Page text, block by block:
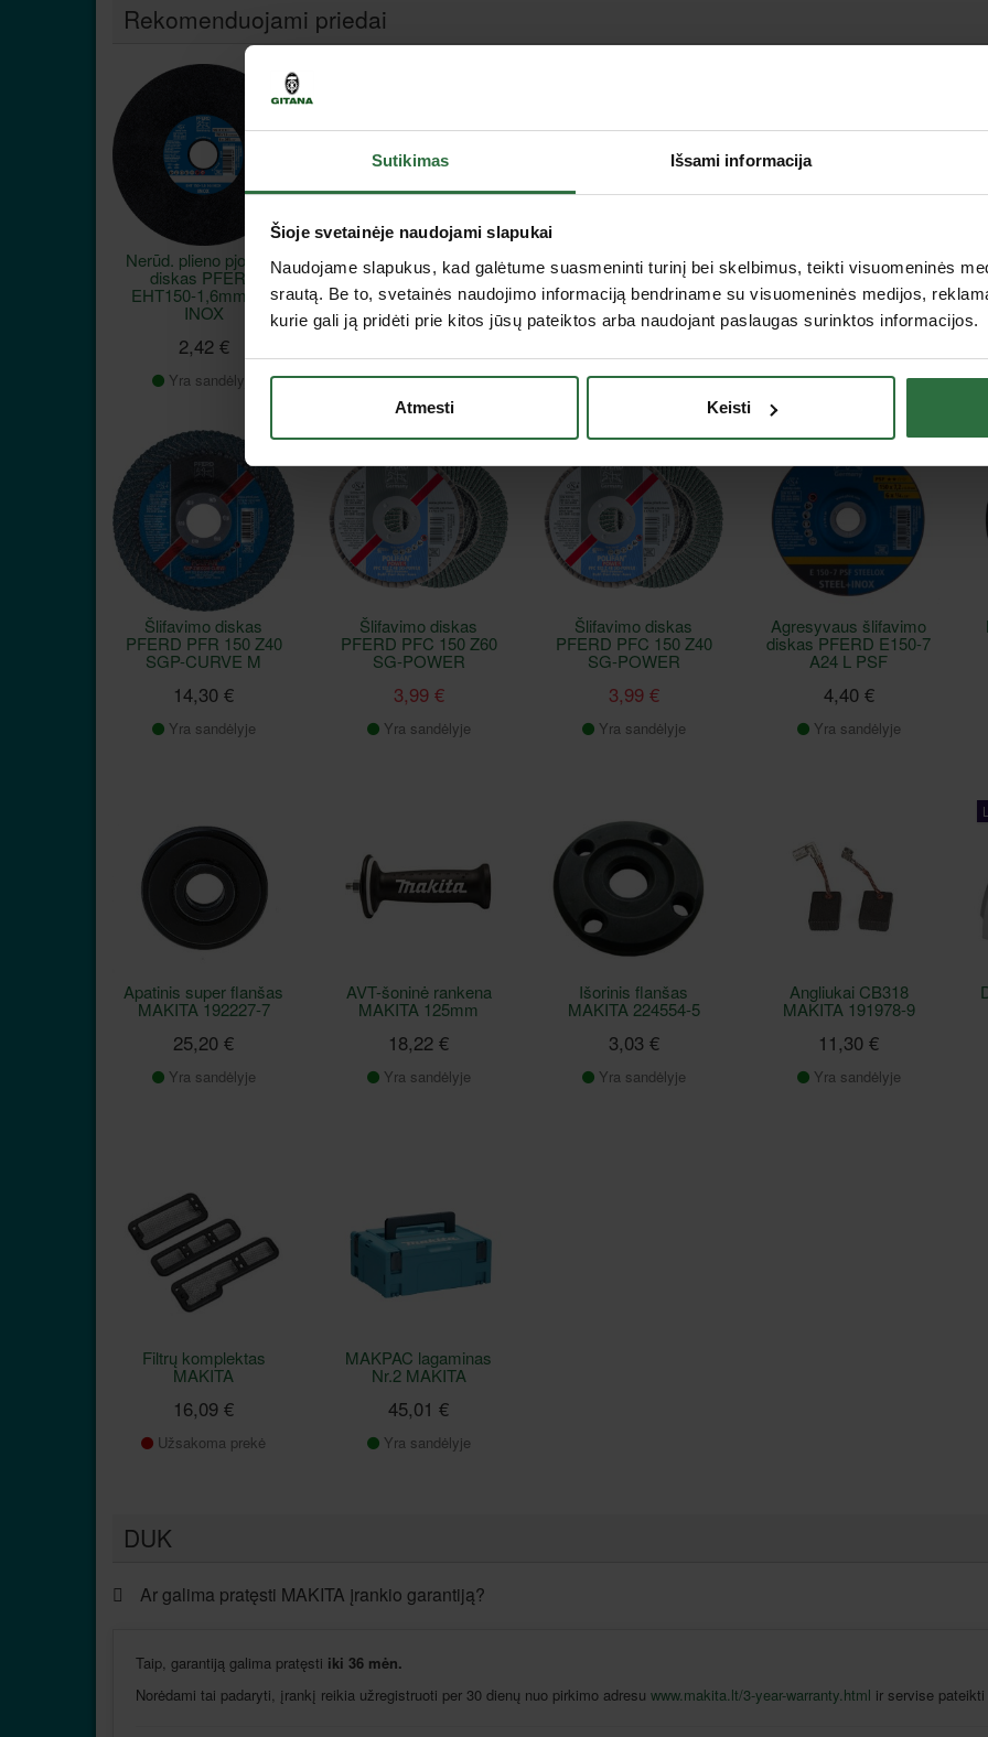
Sutikimas Išsami informacija
Šioje svetainėje naudojami slapukai
Naudojame slapukus, kad galėtume suasmeninti turinį bei skelbimus, teikti visuomeninės
srautą. Be to, svetainės naudojimo informaciją bendriname su visuomeninės medijos,
kurie gali ją pridėti prie kitos jūsų pateiktos arba naudojant paslaugas surinktos informacijos.
Atmesti Keisti
Rekomenduojami priedai
Nerūd. plieno pjovimo
diskas PFERD
EHT150-1,6mm SG
INOX
2,42 €
Yra sandėlyje
Suvirintojų batai ELTEN
Carl S3 HI
108,90 €
variantą
Batai ELTEN Renzo
Low ESD S3, juodi
65,90 €
variantą
Apatinis disko flanšas
MAKITA
10,93 €
Šlifavimo diskas
PFERD PFR 150 Z40
SGP-CURVE M
14,30 €
Yra sandėlyje
Akcija
Šlifavimo diskas
PFERD PFC 150 Z60
SG-POWER
3,99 €
Yra sandėlyje
Akcija
Šlifavimo diskas
PFERD PFC 150 Z40
SG-POWER
3,99 €
Yra sandėlyje
Agresyvaus šlifavimo
diskas PFERD E150-7
A24 L PSF
4,40 €
Yra sandėlyje
Apatinis super flanšas
MAKITA 192227-7
25,20 €
Yra sandėlyje
AVT-šoninė rankena
MAKITA 125mm
18,22 €
Yra sandėlyje
Išorinis flanšas
MAKITA 224554-5
3,03 €
Yra sandėlyje
Angliukai CB318
MAKITA 191978-9
11,30 €
Yra sandėlyje
Filtrų komplektas
MAKITA
16,09 €
Užsakoma prekė
MAKPAC lagaminas
Nr.2 MAKITA
45,01 €
Yra sandėlyje
DUK
Ar galima pratęsti MAKITA įrankio garantiją?
Taip, garantiją galima pratęsti iki 36 mėn.
Norėdami tai padaryti, įrankį reikia užregistruoti per 30 dienų nuo pirkimo adresu www.makita.lt/3-year-warranty.html ir servise